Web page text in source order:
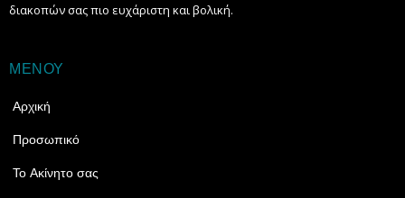
διακοπών σας πιο ευχάριστη και βολική.
ΜΕΝΟΥ
Αρχική
Προσωπικό
Το Ακίνητο σας